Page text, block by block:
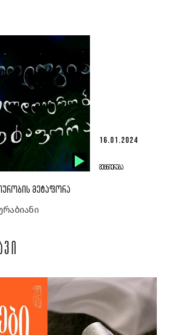
16.01.2024
ᲛᲔᲪᲜᲘᲔᲠᲔᲑᲐ
ᲛᲔᲢᲐᲤᲝᲠᲐ